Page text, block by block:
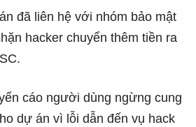
đã liên hệ với nhóm bảo mật
hacker chuyển thêm tiền ra
cáo người dùng ngừng cung
dự án vì lỗi dẫn đến vụ hack